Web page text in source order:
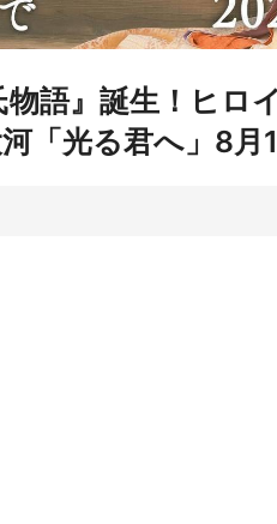
語』誕生！ヒロ
「光る君へ」8月